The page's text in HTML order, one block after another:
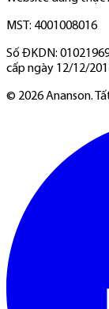
MST: 4001008016
Số ĐKDN:
cấp ngày 12/12/
© 2026Ananson.